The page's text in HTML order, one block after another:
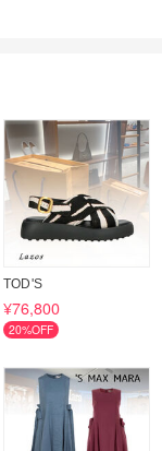
TOD'S
¥76,800
20%OFF